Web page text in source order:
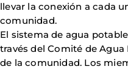
llevar la conexión a cada
comunidad.
El sistema de agua
través del Comité de Agua
de la comunidad. Los